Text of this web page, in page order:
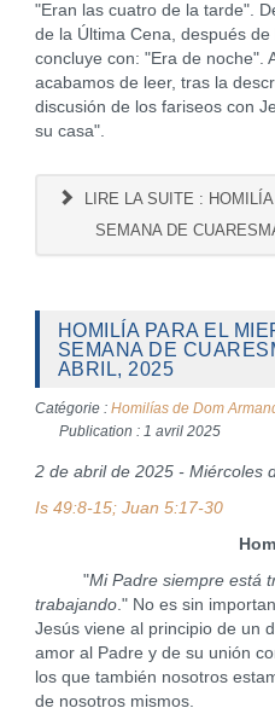
"Eran las cuatro de la tarde".
de la Última Cena, después
concluye con: "Era de noche".
acabamos de leer, tras la
discusión de los fariseos con
su casa".
LIRE LA SUITE :
SEMANA DE
HOMILÍA PARA EL
SEMANA DE
ABRIL, 2025
Catégorie : Homilías de Dom
Publication : 1 avril 2025
2 de abril de 2025 - Miércoles
Is 49:8-15; Juan 5:17-30
"Mi Padre siempre está
trabajando." No es sin
Jesús viene al principio de un
amor al Padre y de su unión
los que también nosotros
de nosotros mismos.